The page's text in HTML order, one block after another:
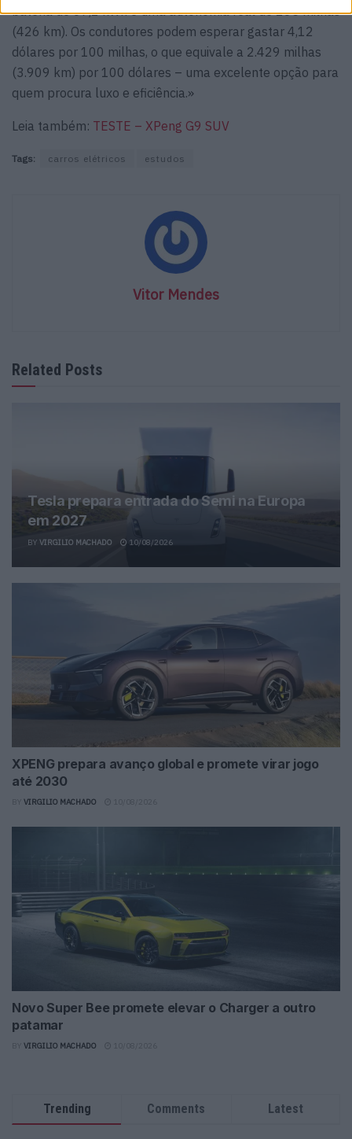
bateria de 67,1 kWh e uma autonomia real de 265 milhas
(426 km). Os condutores podem esperar gastar 4,12
dólares por 100 milhas, o que equivale a 2.429 milhas
(3.909 km) por 100 dólares – uma excelente opção para
quem procura luxo e eficiência.»
Leia também: TESTE – XPeng G9 SUV
Tags: carros elétricos estudos
Vitor Mendes
Related Posts
Tesla prepara entrada do Semi na Europa
em 2027
BY VIRGILIO MACHADO 10/08/2026
XPENG prepara avanço global e promete virar jogo
até 2030
VIRGILIO MACHADO
Novo Super Bee promete elevar o Charger a outro
patamar
VIRGILIO MACHADO
Trending Comments Latest